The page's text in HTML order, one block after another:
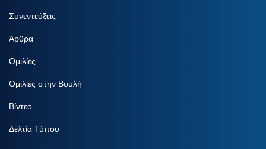
Συνεντεύξεις
Άρθρα
Ομιλίες
Ομιλίες στην Βουλή
Βίντεο
Δελτία Τύπου